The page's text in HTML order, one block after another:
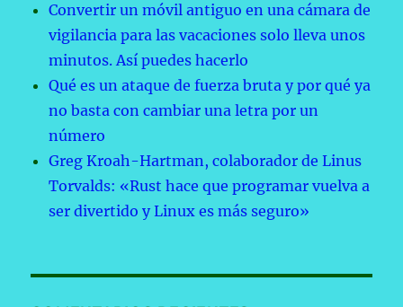
Convertir un móvil antiguo en una cámara de
vigilancia para las vacaciones solo lleva unos
minutos. Así puedes hacerlo
Qué es un ataque de fuerza bruta y por qué ya
no basta con cambiar una letra por un
número
Greg Kroah-Hartman, colaborador de Linus
Torvalds: «Rust hace que programar vuelva a
ser divertido y Linux es más seguro»